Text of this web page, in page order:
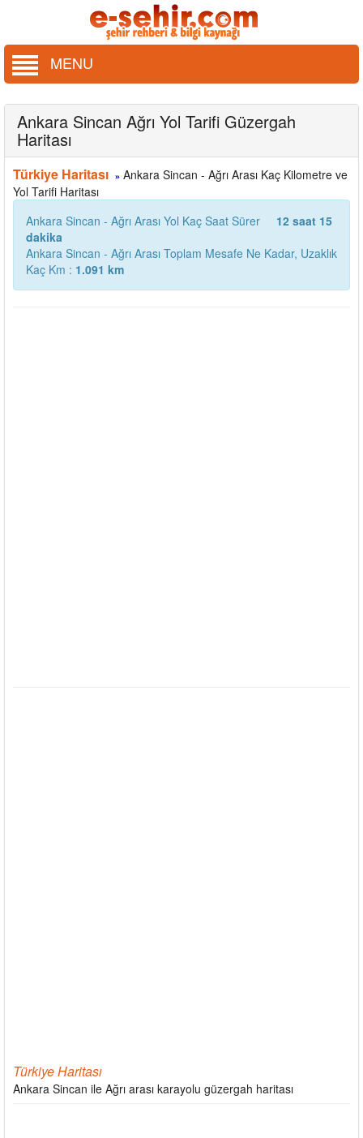
MENU
Ankara Sincan Ağrı Yol Tarifi Güzergah
Haritası
Türkiye Haritası » Ankara Sincan - Ağrı Arası Kaç Kilometre ve
Yol Tarifi Haritası
Ankara Sincan - Ağrı Arası Yol Kaç Saat Sürer
12 saat 15
dakika
Ankara Sincan - Ağrı Arası Toplam Mesafe Ne Kadar, Uzaklık
Kaç Km : 1.091 km
Türkiye Haritası
Ankara Sincan ile Ağrı arası karayolu güzergah haritası